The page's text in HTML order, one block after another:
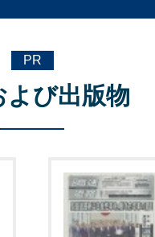
PR
よび出版物